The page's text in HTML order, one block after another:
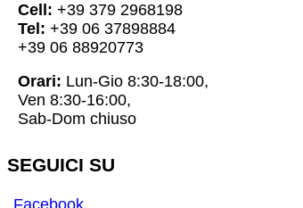
Cell: +39 379 2968198
Tel: +39 06 37898884
+39 06 88920773
Orari: Lun-Gio 8:30-18:00,
Ven 8:30-16:00,
Sab-Dom chiuso
SEGUICI SU